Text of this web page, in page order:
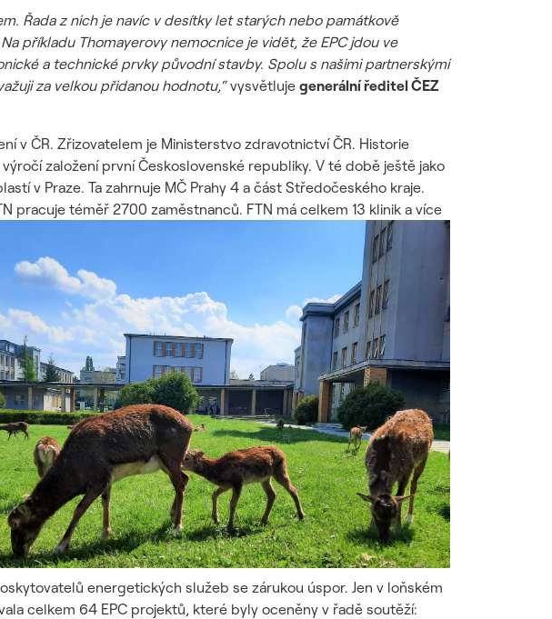
Řada z nich je navíc v desítky let starých nebo památkově
příkladu Thomayerovy nemocnice je vidět, že EPC jdou ve
a technické prvky původní stavby. Spolu s našimi partnerskými
za velkou přidanou hodnotu,“vysvětluje generální ředitel ČEZ
v ČR. Zřizovatelem je Ministerstvo zdravotnictví ČR. Historie
založení první Československé republiky. V té době ještě jako
v Praze. Ta zahrnuje MČ Prahy 4 a část Středočeského kraje.
pracuje téměř 2700 zaměstnanců. FTN má celkem 13 klinik a více
energetických služeb se zárukou úspor. Jen v loňském
celkem 64 EPC projektů, které byly oceněny v řadě soutěží: